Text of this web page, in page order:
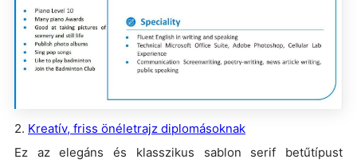
2. Kreatív, friss önéletrajz diplomásoknak
Ez az elegáns és klasszikus sablon serif betűtípust